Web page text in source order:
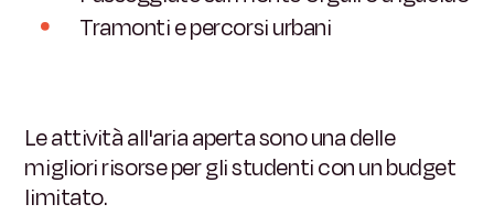
Tramonti e percorsi urbani
Le attività all'aria aperta sono una delle
migliori risorse per gli studenti con un budget
limitato.